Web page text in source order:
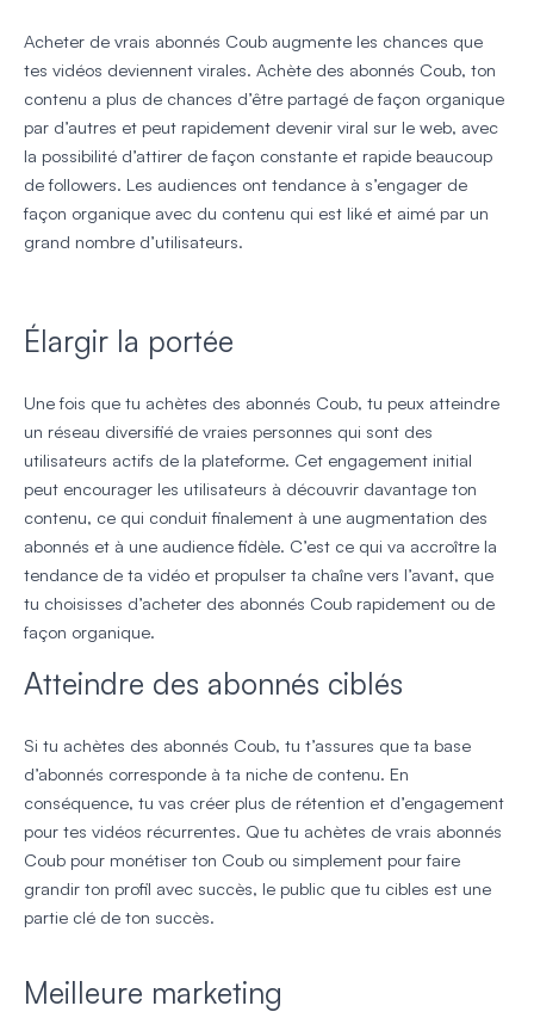
Acheter de vrais abonnés Coub augmente les chances que
tes vidéos deviennent virales. Achète des abonnés Coub, ton
contenu a plus de chances d’être partagé de façon organique
par d’autres et peut rapidement devenir viral sur le web, avec
la possibilité d’attirer de façon constante et rapide beaucoup
de followers. Les audiences ont tendance à s’engager de
façon organique avec du contenu qui est liké et aimé par un
grand nombre d’utilisateurs.
Élargir la portée
Une fois que tu achètes des abonnés Coub, tu peux atteindre
un réseau diversifié de vraies personnes qui sont des
utilisateurs actifs de la plateforme. Cet engagement initial
peut encourager les utilisateurs à découvrir davantage ton
contenu, ce qui conduit finalement à une augmentation des
abonnés et à une audience fidèle. C’est ce qui va accroître la
tendance de ta vidéo et propulser ta chaîne vers l’avant, que
tu choisisses d’acheter des abonnés Coub rapidement ou de
façon organique.
Atteindre des abonnés ciblés
Si tu achètes des abonnés Coub, tu t’assures que ta base
d’abonnés corresponde à ta niche de contenu. En
conséquence, tu vas créer plus de rétention et d’engagement
pour tes vidéos récurrentes. Que tu achètes de vrais abonnés
Coub pour monétiser ton Coub ou simplement pour faire
grandir ton profil avec succès, le public que tu cibles est une
partie clé de ton succès.
Meilleure marketing